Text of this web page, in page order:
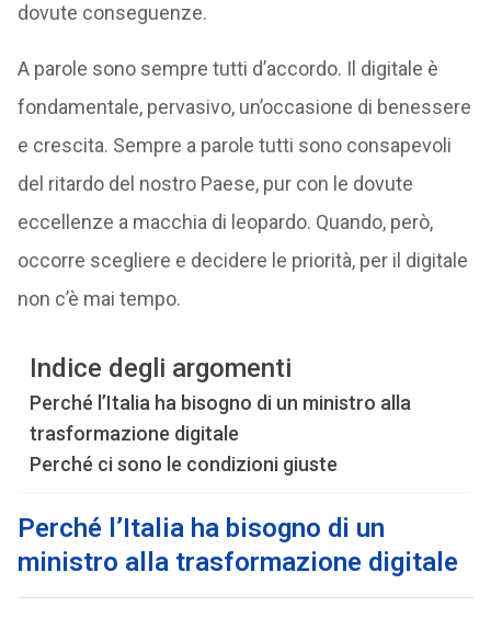
dovute conseguenze.
A parole sono sempre tutti d’accordo. Il digitale è
fondamentale, pervasivo, un’occasione di benessere
e crescita. Sempre a parole tutti sono consapevoli
del ritardo del nostro Paese, pur con le dovute
eccellenze a macchia di leopardo. Quando, però,
occorre scegliere e decidere le priorità, per il digitale
non c’è mai tempo.
Indice degli argomenti
Perché l’Italia ha bisogno di un ministro alla
trasformazione digitale
Perché ci sono le condizioni giuste
Perché l’Italia ha bisogno di un
ministro alla trasformazione digitale